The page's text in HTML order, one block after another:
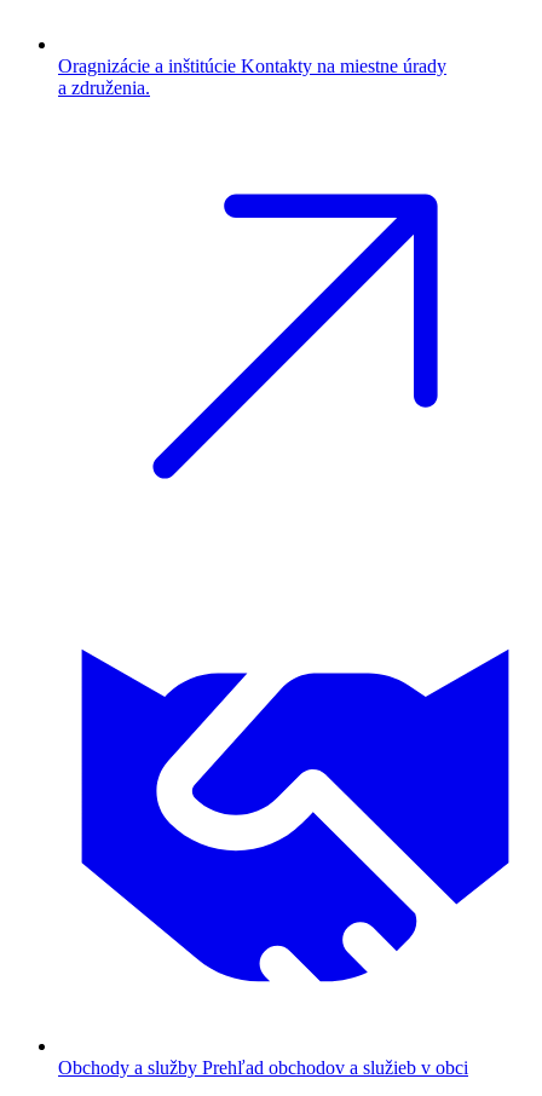
Oragnizácie a inštitúcie Kontakty na miestne úrady
a združenia.
Obchody a služby Prehľad obchodov a služieb v obci